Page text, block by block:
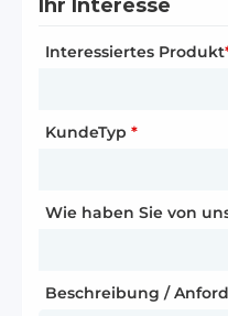
Ihr Interesse
Interessiertes Produkt
KundeTyp *
Wie haben Sie von
Beschreibung /
Anrede*
Vorname*
Nachname *
Funktion
E-Mail-Adresse*
Telefonnummer
Ihre
*